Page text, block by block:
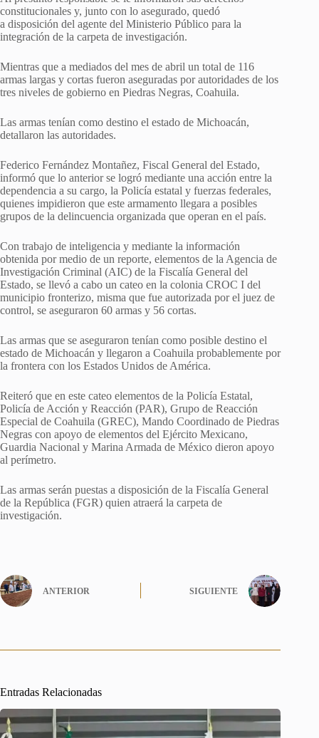
constitucionales y, junto con lo asegurado, quedó
a disposición del agente del Ministerio Público para la
integración de la carpeta de investigación.
Mientras que a mediados del mes de abril un total de 116
armas largas y cortas fueron aseguradas por autoridades de los
tres niveles de gobierno en Piedras Negras, Coahuila.
Las armas tenían como destino el estado de Michoacán,
detallaron las autoridades.
Federico Fernández Montañez, Fiscal General del Estado,
informó que lo anterior se logró mediante una acción entre la
dependencia a su cargo, la Policía estatal y fuerzas federales,
quienes impidieron que este armamento llegara a posibles
grupos de la delincuencia organizada que operan en el país.
Con trabajo de inteligencia y mediante la información
obtenida por medio de un reporte, elementos de la Agencia de
Investigación Criminal (AIC) de la Fiscalía General del
Estado, se llevó a cabo un cateo en la colonia CROC I del
municipio fronterizo, misma que fue autorizada por el juez de
control, se aseguraron 60 armas y 56 cortas.
Las armas que se aseguraron tenían como posible destino el
estado de Michoacán y llegaron a Coahuila probablemente por
la frontera con los Estados Unidos de América.
Reiteró que en este cateo elementos de la Policía Estatal,
Policía de Acción y Reacción (PAR), Grupo de Reacción
Especial de Coahuila (GREC), Mando Coordinado de Piedras
Negras con apoyo de elementos del Ejército Mexicano,
Guardia Nacional y Marina Armada de México dieron apoyo
al perímetro.
Las armas serán puestas a disposición de la Fiscalía General
de la República (FGR) quien atraerá la carpeta de
investigación.
ANTERIOR SIGUIENTE
Entradas Relacionadas